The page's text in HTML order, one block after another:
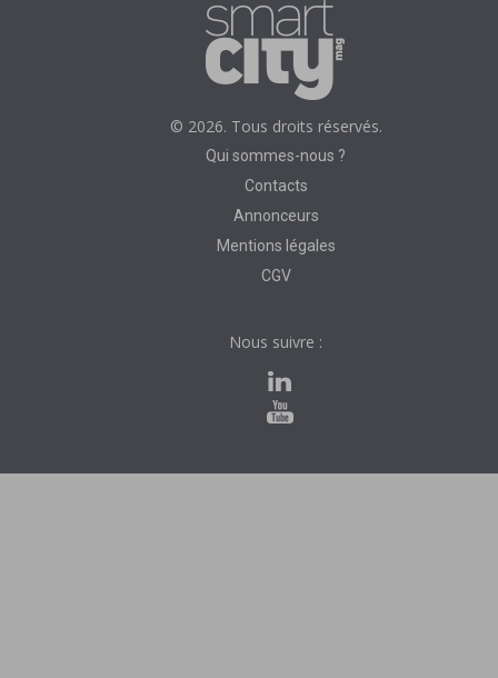
© 2026. Tous droits réservés.
Qui sommes-nous ?
Contacts
Annonceurs
Mentions légales
CGV
Nous suivre :